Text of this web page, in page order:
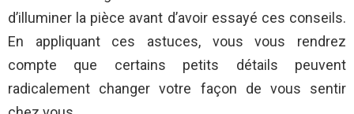
d’illuminer la pièce avant d’avoir essayé ces conseils.
En appliquant ces astuces, vous vous rendrez
compte que certains petits détails peuvent
radicalement changer votre façon de vous sentir